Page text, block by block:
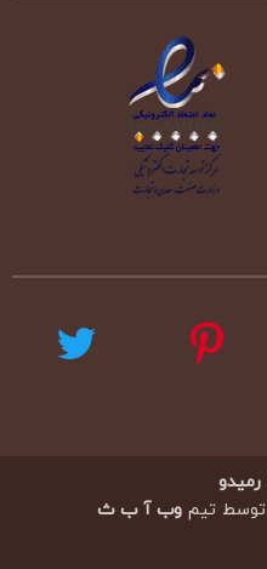
رمیدو
توسط تیم وب آ ب ث